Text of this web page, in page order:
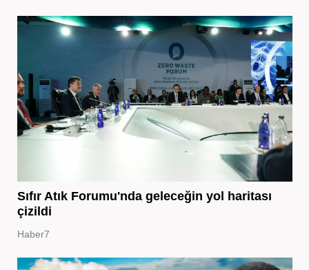
Sıfır Atık Forumu'nda geleceğin yol haritası
çizildi
Haber7